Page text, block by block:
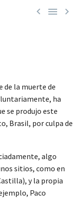
  
de la muerte de
ha
se produjo este
Brasil, por culpa de
algo
sitios, como en
y la propia
Paco